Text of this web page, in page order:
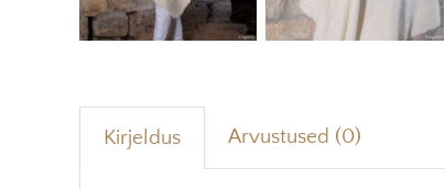
Kirjeldus Arvustused (0)